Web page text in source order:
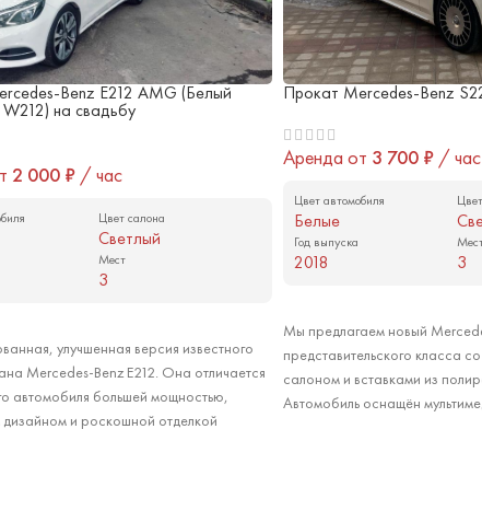
Benz E212 AMG (Белый
на свадьбу
2 000 ₽ / час
Цвет салона
Светлый
Мест
3
улучшенная версия известного
Mercedes-Benz E212. Она отличается
автомобиля большей мощностью,
и роскошной отделкой
Прокат Mercedes-Benz
Аренда от 3 700 ₽/ час
Цвет автомобиля
Белые
Год выпуска
2018 3
Мы предлагаем новый
представительского класса
салоном и вставками из
Автомобиль оснащён